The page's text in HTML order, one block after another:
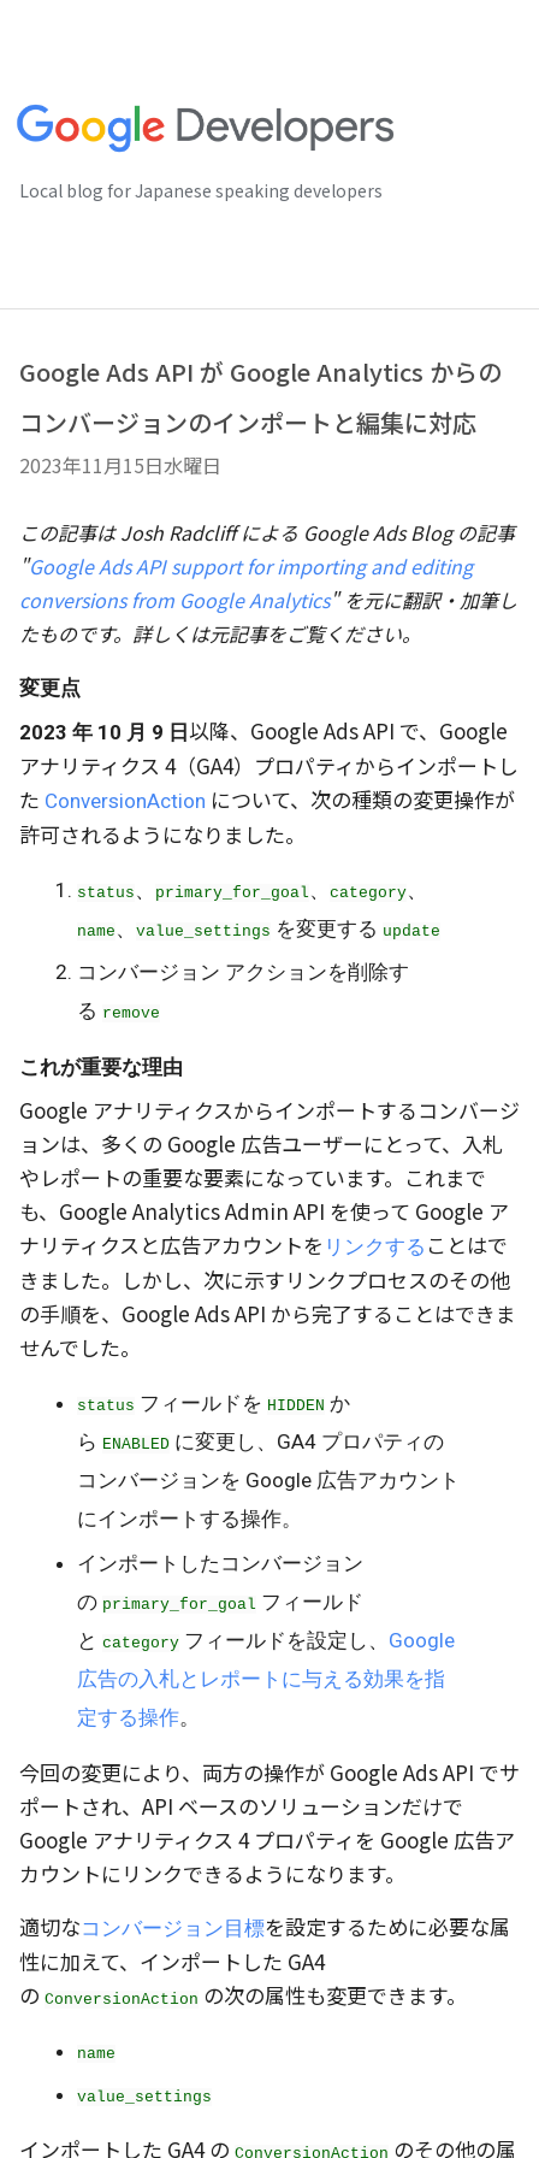
Local blog for Japanese speaking developers
Google Ads API が Google Analytics からの
コンバージョンのインポートと編集に対応
2023年11月15日水曜日
この記事は Josh Radcliff による Google Ads Blog の記事
"Google Ads API support for importing and editing
conversions from Google Analytics" を元に翻訳・加筆し
たものです。詳しくは元記事をご覧ください。
変更点
2023 年 10 月 9 日 以降、Google Ads API で、Google
アナリティクス 4（GA4）プロパティからインポートし
た ConversionAction について、次の種類の変更操作が
許可されるようになりました。
status 、 primary_for_goal 、 category、
name 、 value_settings を変更する update
コンバージョン アクションを削除す
る remove
これが重要な理由
Google アナリティクスからインポートするコンバージ
ョンは、多くの Google 広告ユーザーにとって、入札
やレポートの重要な要素になっています。これまで
も、Google Analytics Admin API を使って Google ア
ナリティクスと広告アカウントを リンクする ことはで
きました。しかし、次に示すリンクプロセスのその他
の手順を、Google Ads API から完了することはできま
せんでした。
status フィールドを HIDDEN か
ら ENABLED に変更し、GA4 プロパティの
コンバージョンを Google 広告アカウント
にインポートする操作。
インポートしたコンバージョン
の primary_for_goal フィールド
と category フィールドを設定し、 Google
広告の入札とレポートに与える効果を指
定する操作。
今回の変更により、両方の操作が Google Ads API でサ
ポートされ、API ベースのソリューションだけで
Google アナリティクス 4 プロパティを Google 広告ア
カウントにリンクできるようになります。
適切なコンバージョン目標を設定するために必要な属
性に加えて、インポートした GA4
の ConversionAction の次の属性も変更できます。
name
value_settings
インポートした GA4 の ConversionAction のその他の属